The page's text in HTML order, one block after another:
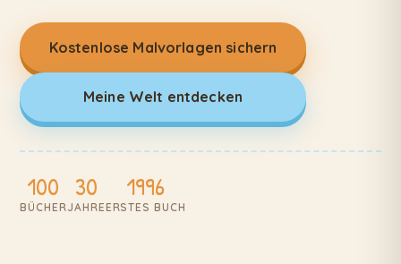
Kostenlose Malvorlagen sichern
Meine Welt entdecken
100
BÜCHER
30
JAHRE
1996
ERSTES BUCH